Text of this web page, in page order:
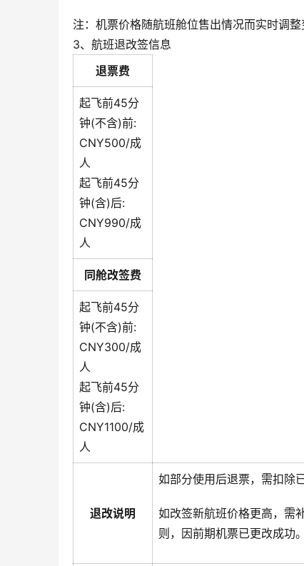
注：机票价格随航班舱位售出情况而实时调
3、航班退改签信息
退票费
起飞前45分
钟(不含)前:
CNY500/成
人
起飞前45分
钟(含)后:
CNY990/成
人
同舱改签费
起飞前45分
钟(不含)前:
CNY300/成
人
起飞前45分
钟(含)后:
CNY1100/成
人
退改说明
如部分使用后退票，需扣除
如改签新航班价格更高，需
则，因前期机票已更改成功